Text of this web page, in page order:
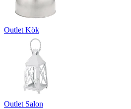
Outlet Kök
Outlet Salon